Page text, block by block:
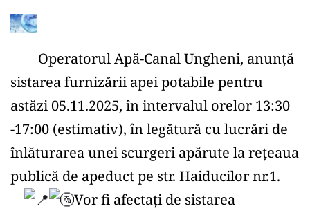
sistarea furnizării apei potabile pentru
astăzi 05.11.2025, în intervalul orelor 13:30
-17:00 (estimativ), în legătură cu lucrări de
înlăturarea unei scurgeri apărute la rețeaua
publică de apeduct pe str. Haiducilor nr.1.
Vor fi afectați de sistarea